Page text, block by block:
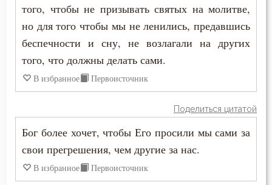
того, чтобы не призывать святых на молитве,
но для того чтобы мы не ленились, предавшись
беспечности и сну, не возлагали на других
того, что должны делать сами.
В избранное Первоисточник
Поделиться цитатой
Бог более хочет, чтобы Его просили мы сами за
свои прегрешения, чем другие за нас.
В избранное Первоисточник